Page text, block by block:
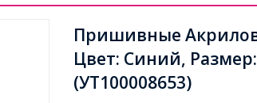
Пришивные
Цвет: Синий,
(УТ100008653)